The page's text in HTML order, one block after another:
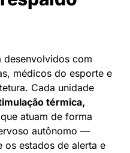
com
médicos do esporte e
Cada unidade
térmica,
atuam de forma
autônomo —
os estados de alerta e